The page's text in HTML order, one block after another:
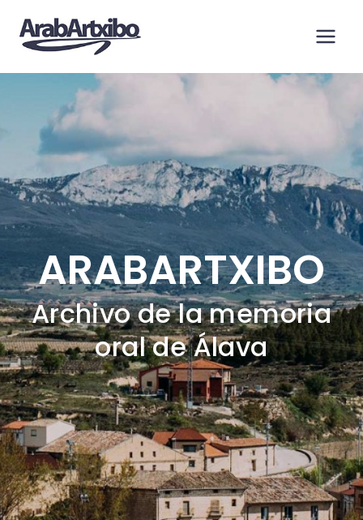
contenido
ARABARTXIBO
Archivo de la memoria
oral de Álava